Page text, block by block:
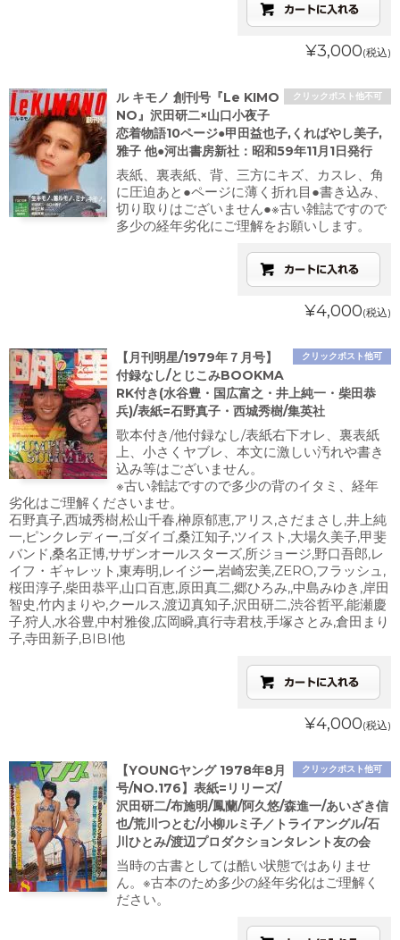
¥3,000(税込)
クリックポスト他不可
ル キモノ 創刊号『Le KIMO
NO』沢田研二×山口小夜子
恋着物語10ページ●甲田益也子,くればやし美子,
雅子 他●河出書房新社：昭和59年11月1日発行
表紙、裏表紙、背、三方にキズ、カスレ、角
に圧迫あと●ページに薄く折れ目●書き込み、
切り取りはございません●※古い雑誌ですので
多少の経年劣化にご理解をお願いします。
¥4,000(税込)
クリックポスト他可
【月刊明星/1979年７月号】
付録なし/とじこみBOOKMA
RK付き(水谷豊・国広富之・井上純一・柴田恭
兵)/表紙=石野真子・西城秀樹/集英社
歌本付き/他付録なし/表紙右下オレ、裏表紙
上、小さくヤブレ、本文に激しい汚れや書き
込み等はございません。
※古い雑誌ですので多少の背のイタミ、経年
劣化はご理解くださいませ。
石野真子,西城秀樹,松山千春,榊原郁恵,アリス,さだまさし,井上純
一,ピンクレディー,ゴダイゴ,桑江知子,ツイスト,大場久美子,甲斐
バンド,桑名正博,サザンオールスターズ,所ジョージ,野口吾郎,レ
イフ・ギャレット,東寿明,レイジー,岩崎宏美,ZERO,フラッシュ,
桜田淳子,柴田恭平,山口百恵,原田真二,郷ひろみ,,中島みゆき,岸田
智史,竹内まりや,クールス,渡辺真知子,沢田研二,渋谷哲平,能瀬慶
子,狩人,水谷豊,中村雅俊,広岡瞬,真行寺君枝,手塚さとみ,倉田まり
子,寺田新子,BIBI他
¥4,000(税込)
クリックポスト他可
【YOUNGヤング 1978年8月
号/NO.176】表紙=リリーズ/
沢田研二/布施明/鳳蘭/阿久悠/森進一/あいざき信
也/荒川つとむ/小柳ルミ子／トライアングル/石
川ひとみ/渡辺プロダクションタレント友の会
当時の古書としては酷い状態ではありませ
ん。※古本のため多少の経年劣化はご理解く
ださい。